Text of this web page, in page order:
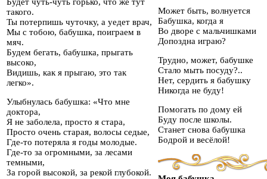
Будет чуть-чуть горько, что же тут
такого.
Ты потерпишь чуточку, а уедет врач,
Мы с тобою, бабушка, поиграем в
мяч.
Будем бегать, бабушка, прыгать
высоко,
Видишь, как я прыгаю, это так
легко».
Улыбнулась бабушка: «Что мне
доктора,
Я не заболела, просто я стара,
Просто очень старая, волосы седые,
Где-то потеряла я годы молодые.
Где-то за огромными, за лесами
темными,
За горой высокой, за рекой глубокой.
Может быть, волнуется
Бабушка, когда я
Во дворе с мальчишками
Допоздна играю?
Трудно, может, бабушке
Стало мыть посуду?..
Нет, сердить я бабушку
Никогда не буду!
Помогать по дому ей
Буду после школы.
Станет снова бабушка
Бодрой и весёлой!